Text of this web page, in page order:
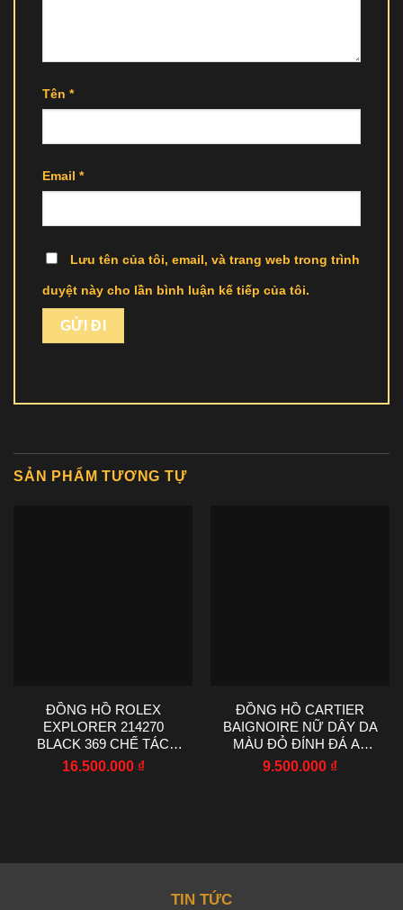
Tên *
Email *
Lưu tên của tôi, email, và trang web trong trình
duyệt này cho lần bình luận kế tiếp của tôi.
SẢN PHẨM TƯƠNG TỰ
ĐỒNG HỒ ROLEX
EXPLORER 214270
BLACK 369 CHẾ TÁC
NHÀ MÁY VS 36MM
16.500.000 ₫
ĐỒNG HỒ CARTIER
BAIGNOIRE NỮ DÂY DA
MÀU ĐỎ ĐÍNH ĐÁ AF
FACTORY 23X31MM
9.500.000 ₫
TIN TỨC